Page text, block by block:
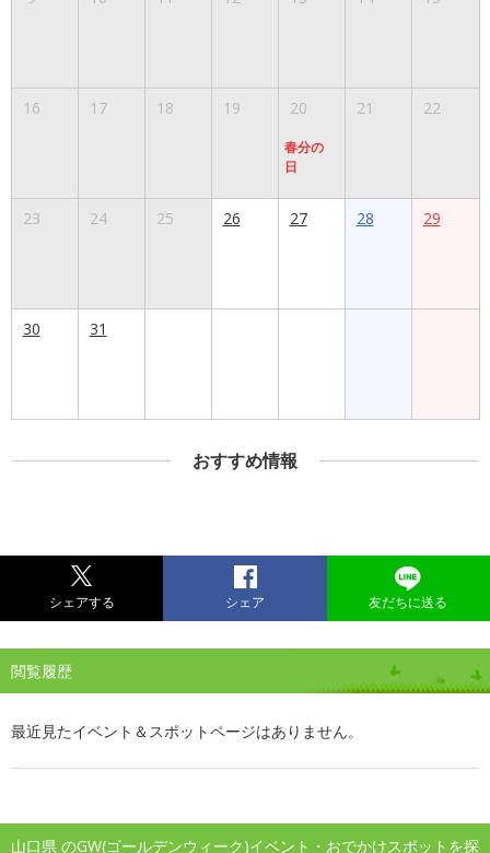
16 17 18 19 20
春分の
日
21 22
23 24 25 26 27 28 29
30 31
おすすめ情報
シェアする シェア 友だちに送る
閲覧履歴
最近見たイベント＆スポットページはありません。
山口県 のGW(ゴールデンウィーク)イベント・おでかけスポットを探